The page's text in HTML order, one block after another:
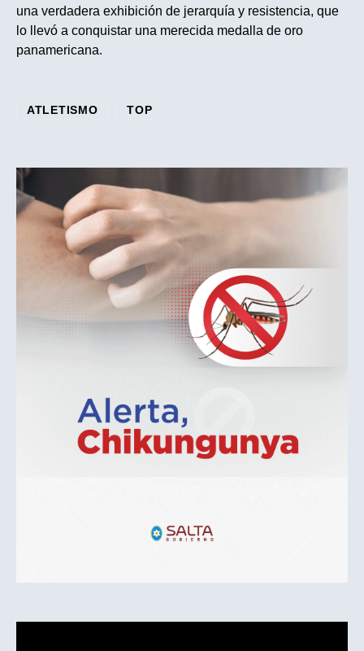
una verdadera exhibición de jerarquía y resistencia, que
lo llevó a conquistar una merecida medalla de oro
panamericana.
ATLETISMO TOP